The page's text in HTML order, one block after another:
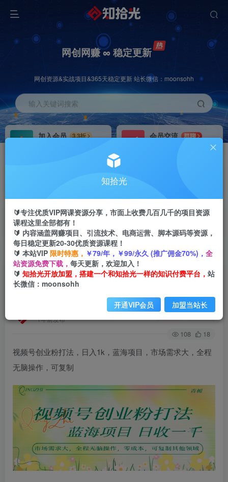
网创网赚 ∞ 稳定更新
网创资源&实战项目&365天稳定更新 站长微信：moonsohh
输入关键词搜索
加入会员
3.3折
会员交流
群聊
首页 会员免费 正文
视频号创业粉打法，日入1k，蓝海项目，市场需求
大，全程无脑操作，可复制
1年前发布
关注 私信
108 18
视频号创业粉打法，日入1k，蓝海项目，市场需求大，全程
无脑操作，可复制
知拾光
🔰专注优质VIP网课资源分享，市面上收费几百几千的项目资源
课程这里全部都有！
🔰 内容涵盖网赚项目、引流技术、电商运营、脚本源码等资源，
每日稳定更新20-30优质资源课程！
🔰 本站VIP 限时特惠， ￥79/年，￥99/永久 (推广佣金70%)， 全
站资源免费下载， 每天更新，欢迎加入！
🔰 知拾光开放加盟，搭建一个和知拾光一样的知识付费平台， 站
长微信：moonsohh
开通VIP会员 加盟当站长